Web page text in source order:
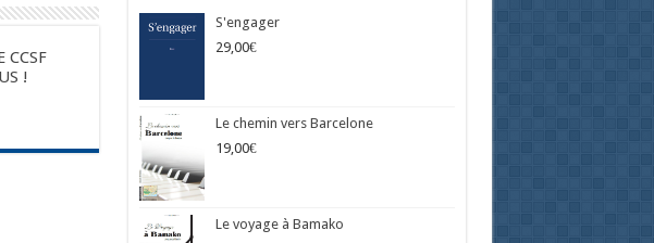
CCSF
!
S'engager
29,00€
Le chemin vers Barcelone
19,00€
Le voyage à Bamako